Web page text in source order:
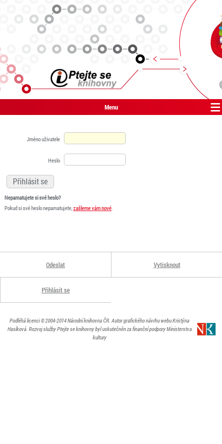
Menu
Jméno uživatele
Heslo
Nepamatujete si své heslo?
Pokud si své heslo nepamatujete,zašleme vám nové.
Odeslat Vytisknout
Přihlásit se
Podléhá licenci© 2004-2014Národní knihovna ČR. Autor grafického návrhu webu Kristýna
Hasíková. Rozvoj služby Ptejte se knihovny byl uskutečněn za finanční podpory Ministerstva
kultury